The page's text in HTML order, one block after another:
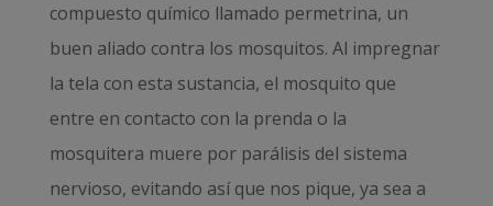
compuesto químico llamado permetrina, un
buen aliado contra los mosquitos. Al impregnar
la tela con esta sustancia, el mosquito que
entre en contacto con la prenda o la
mosquitera muere por parálisis del sistema
nervioso, evitando así que nos pique, ya sea a